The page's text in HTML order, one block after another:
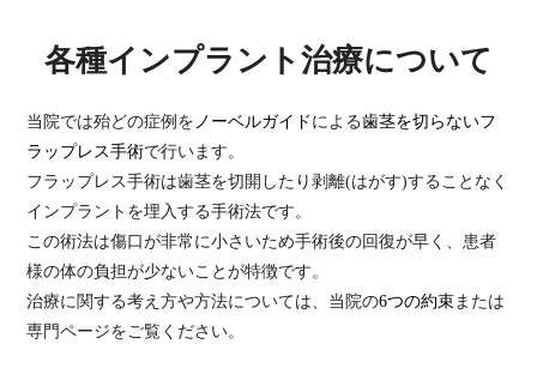
各種インプラント治療について
当院では殆どの症例を ノーベルガイドによる歯茎を切らないフ
ラップレス手術で行います。
フラップレス手術は歯茎を切開したり剥離(はがす)することなく
インプラントを埋入する手術法です。
この術法は傷口が非常に小さいため手術後の回復が早く、患者
様の体の負担が少ないことが特徴です。
治療に関する考え方や方法については、当院の6つの約束または
専門ページをご覧ください。